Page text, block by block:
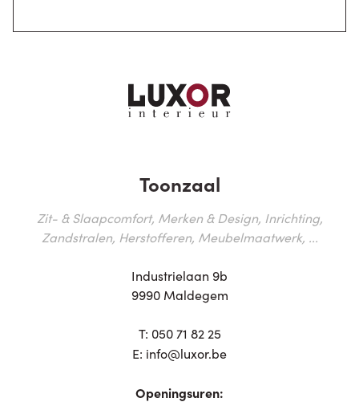
Toonzaal
Zit- & Slaapcomfort, Merken & Design, Inrichting,
Zandstralen, Herstofferen, Meubelmaatwerk, ...
Industrielaan 9b
9990 Maldegem
T: 050 71 82 25
E: info@luxor.be
Openingsuren: